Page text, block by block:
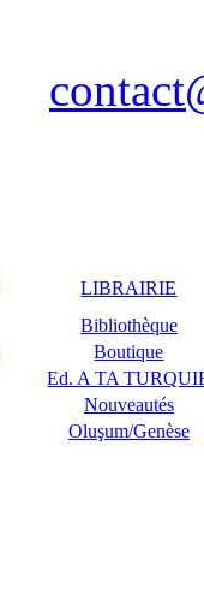
LIBRAIRIE
Bibliothèque
Boutique
Ed. A TA
Nouveautés
Oluşum/Genèse